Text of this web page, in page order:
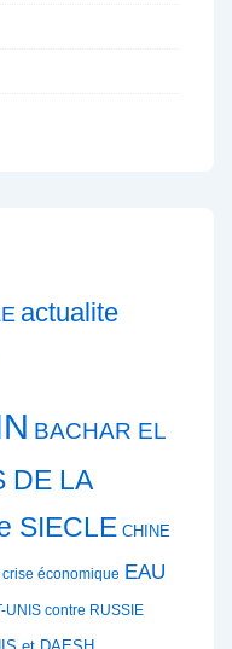
actualite
BACHAR EL
DE LA
SIECLE CHINE
crise économique EAU
UNIS contre RUSSIE